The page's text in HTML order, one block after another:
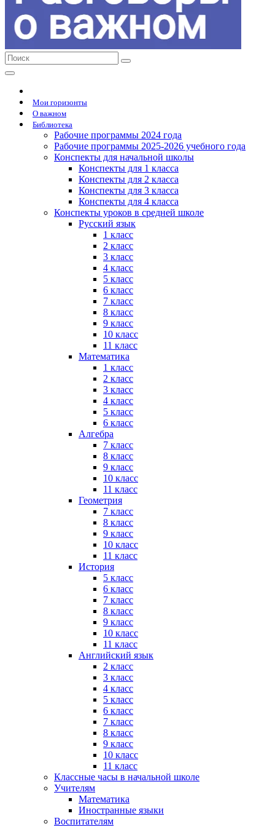
Мои горизонты
О важном
Библиотека
Рабочие программы 2024 года
Рабочие программы 2025-2026 учебного года
Конспекты для начальной школы
Конспекты для 1 класса
Конспекты для 2 класса
Конспекты для 3 класса
Конспекты для 4 класса
Конспекты уроков в средней школе
Русский язык
1 класс
2 класс
3 класс
4 класс
5 класс
6 класс
7 класс
8 класс
9 класс
10 класс
11 класс
Математика
1 класс
2 класс
3 класс
4 класс
5 класс
6 класс
Алгебра
7 класс
8 класс
9 класс
10 класс
11 класс
Геометрия
7 класс
8 класс
9 класс
10 класс
11 класс
История
5 класс
6 класс
7 класс
8 класс
9 класс
10 класс
11 класс
Английский язык
2 класс
3 класс
4 класс
5 класс
6 класс
7 класс
8 класс
9 класс
10 класс
11 класс
Классные часы в начальной школе
Учителям
Математика
Иностранные языки
Воспитателям